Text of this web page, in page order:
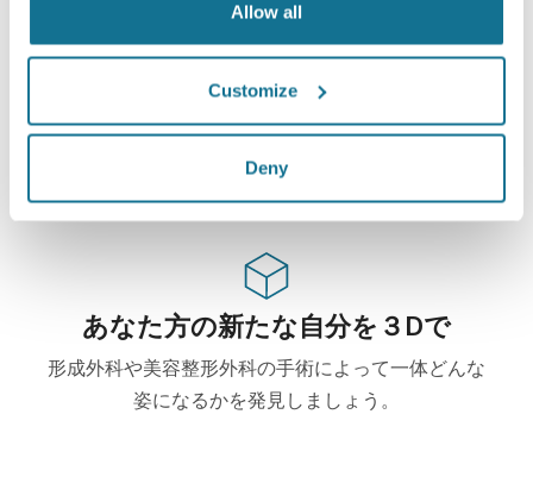
Allow all
Customize
Deny
科の学会からもお勧めされています。
あなた方の新たな自分を３Dで
形成外科や美容整形外科の手術によって一体どんな
姿になるかを発見しましょう。